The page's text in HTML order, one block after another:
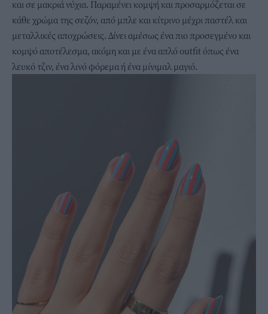
και σε μακριά νύχια. Παραμένει κομψή και προσαρμόζεται σε
κάθε χρώμα της σεζόν, από μπλε και κίτρινο μέχρι παστέλ και
μεταλλικές αποχρώσεις. Δίνει αμέσως ένα πιο προσεγμένο και
κομψό αποτέλεσμα, ακόμη και με ένα απλό outfit όπως ένα
λευκό τζιν, ένα λινό φόρεμα ή ένα μίνιμαλ μαγιό.